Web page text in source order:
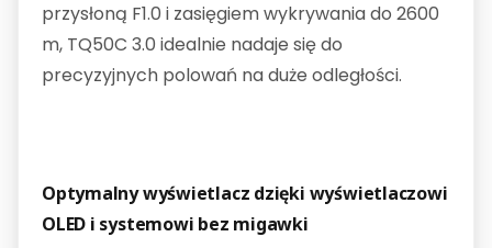
przysłoną F1.0 i zasięgiem wykrywania do 2600
m, TQ50C 3.0 idealnie nadaje się do
precyzyjnych polowań na duże odległości.
Optymalny wyświetlacz dzięki wyświetlaczowi
OLED i systemowi bez migawki